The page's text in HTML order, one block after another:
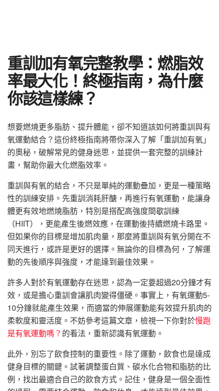
重訓加有氧完整教學：燃脂效
率最大化！終極指南，為什麼
你該這樣練？
想要燃燒更多脂肪、提升體能，卻不知道該如何將重訓與有
氧運動結合？這份終極指南將帶你深入了解「重訓加有氧」
的奧秘，破解常見的健身迷思，並提供一套完整的訓練計
畫，幫助你最大化燃脂效率。
重訓與有氧的結合，不只是單純的運動疊加，更是一種策略
性的訓練安排。先重訓消耗肝醣，再進行有氧運動，能讓身
體更有效地燃燒脂肪，特別是搭配高強度間歇訓練
（HIIT），更能產生後燃效應，在運動後持續燃燒卡路里。
但如果你的目標是增加肌肉量，那麼將重訓與有氧分開在不
同天進行，或許是更好的選擇。無論你的目標為何，了解運
動的先後順序與強度，才能達到最佳效果。
許多人對於有氧運動存在迷思，認為一定要超過20分鐘才有
效，或是擔心重訓會讓肌肉變得僵硬。事實上，有氧運動5-
10分鐘就能產生效果，而適當的伸展運動能有效提升肌肉的
柔軟度和靈活度。不妨參考這篇文章，檢視一下你對於慢跑
是有氧運動嗎？ 的看法，重新認識有氧運動。
此外，別忘了飲食控制的重要性。除了運動，飲食也是達成
健身目標的關鍵。試著調整蛋白質、碳水化合物和脂肪的比
例，找出最適合自己的飲食方式。記住，健身是一個全面性